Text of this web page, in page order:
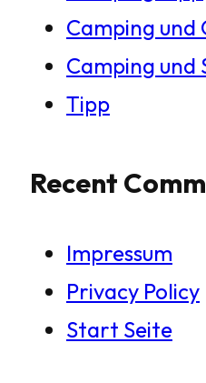
Camping und
Camping und
Tipp
Recent
Impressum
Privacy Policy
Start Seite